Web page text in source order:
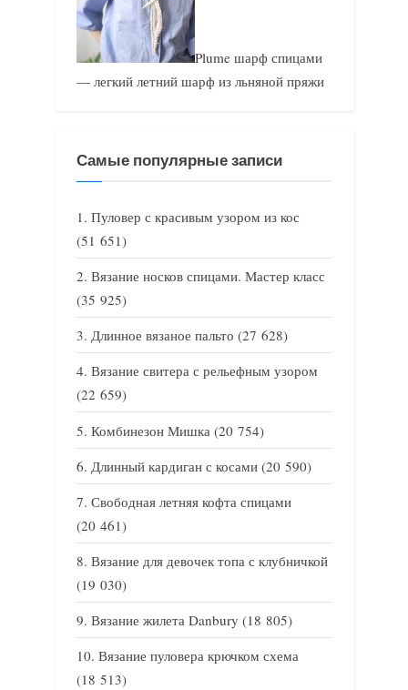
Plume шарф спицами
— легкий летний шарф из льняной пряжи
Самые популярные записи
Пуловер с красивым узором из кос
(51 651)
Вязание носков спицами. Мастер класс
(35 925)
Длинное вязаное пальто (27 628)
Вязание свитера с рельефным узором
(22 659)
Комбинезон Мишка (20 754)
Длинный кардиган с косами (20 590)
Свободная летняя кофта спицами
(20 461)
Вязание для девочек топа с клубничкой
(19 030)
Вязание жилета Danbury (18 805)
Вязание пуловера крючком схема
(18 513)